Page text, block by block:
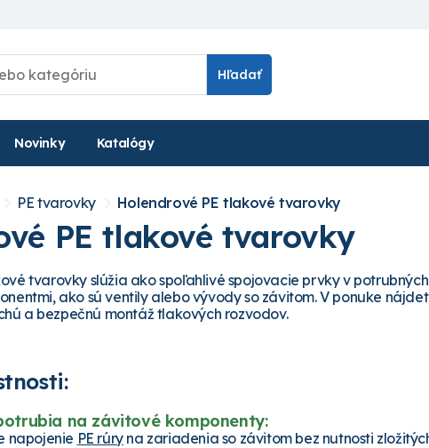
Hľadať
Novinky Katalógy
PE tvarovky Holendrové PE tlakové tvarovky
PE tlakové tvarovky
tvarovky slúžia ako spoľahlivé spojovacie prvky v
ako sú ventily alebo vývody so závitom. V ponuke
a bezpečnú montáž tlakových rozvodov.
na závitové komponenty:
napojenie PE rúryna zariadenia so závitom bez nutnosti